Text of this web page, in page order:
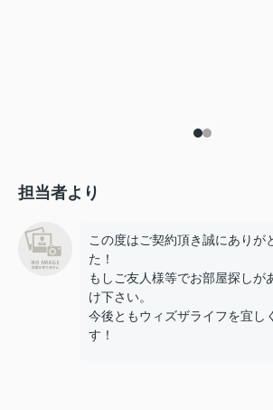
担当者より
この度はご契約頂き誠にありが
た！
もしご友人様等でお部屋探しが
け下さい。
今後ともウィズザライフを宜し
す！